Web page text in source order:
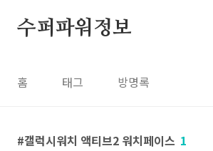
수퍼파워정보
홈 태그 방명록
갤럭시워치 액티브2 워치페이스 1